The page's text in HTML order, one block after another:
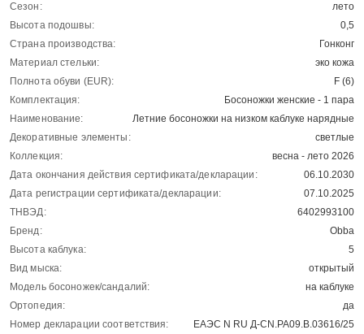
Сезон:
лето
Высота подошвы:
0,5
Страна производства:
Гонконг
Материал стельки:
эко кожа
Полнота обуви (EUR):
F (6)
Комплектация:
Босоножки женские - 1 пара
Наименование:
Летние босоножки на низком каблуке нарядные
Декоративные элементы:
светлые
Коллекция:
весна - лето 2026
Дата окончания действия сертификата/декларации:
06.10.2030
Дата регистрации сертификата/декларации:
07.10.2025
ТНВЭД:
6402993100
Бренд:
Obba
Высота каблука:
5
Вид мыска:
открытый
Модель босоножек/сандалий:
на каблуке
Ортопедия:
да
Номер декларации соответствия:
ЕАЭС N RU Д-CN.РА09.В.03616/25